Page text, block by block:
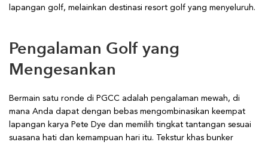
lapangan golf, melainkan destinasi resort golf yang menyeluruh.
Pengalaman Golf yang
Mengesankan
Bermain satu ronde di PGCC adalah pengalaman mewah, di
mana Anda dapat dengan bebas mengombinasikan keempat
lapangan karya Pete Dye dan memilih tingkat tantangan sesuai
suasana hati dan kemampuan hari itu. Tekstur khas bunker